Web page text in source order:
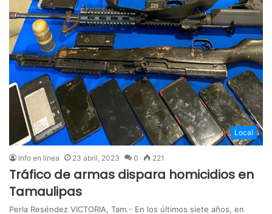
Local
Info en línea 23 abril, 2023 0 221
Tráfico de armas dispara homicidios en
Tamaulipas
Perla Reséndez VICTORIA, Tam.- En los últimos siete años, en